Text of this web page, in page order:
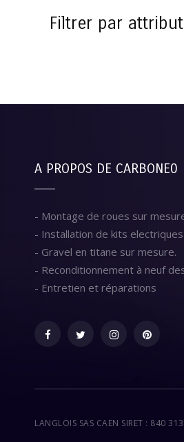
Filtrer par attribut
A PROPOS DE CARBONE0
- Montage de roues sur
- Installation de kits electriques
- Gravel en titane sur mesure.
- Reconditionnement à neuf
- Entretien et réparations
LANGLOIS SAS CAEN SIRET : 840